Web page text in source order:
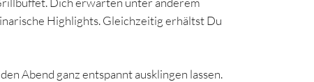
Highlights. Gleichzeitig erhältst Du
Abend ganz entspannt ausklingen lassen.